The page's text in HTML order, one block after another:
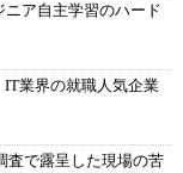
ア自主学習のハード
業界の就職人気企業
査で露呈した現場の苦